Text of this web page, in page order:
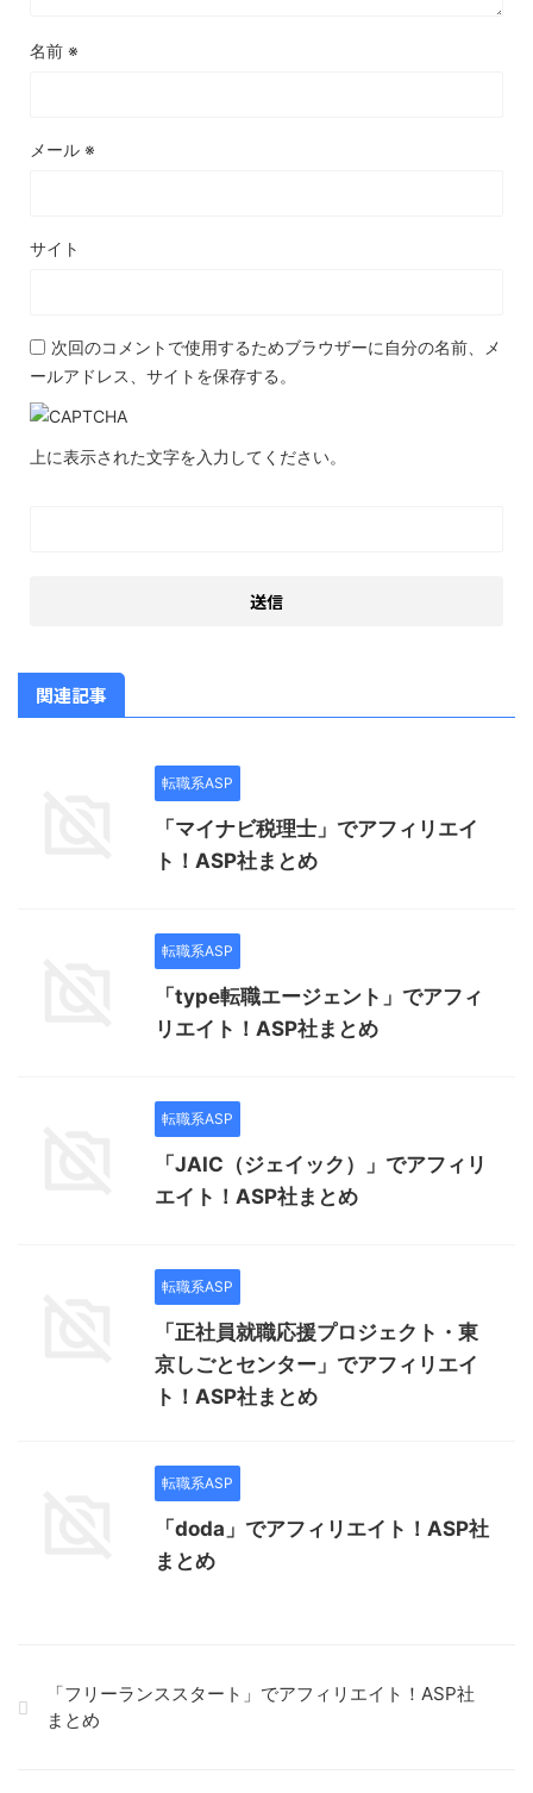
名前 ※
メール ※
サイト
次回のコメントで使用するためブラウザーに自分の名前、メ
ールアドレス、サイトを保存する。
上に表示された文字を入力してください。
関連記事
転職系ASP
「マイナビ税理士」でアフィリエイ
ト！ASP社まとめ
転職系ASP
「type転職エージェント」でアフィ
リエイト！ASP社まとめ
転職系ASP
「JAIC（ジェイック）」でアフィリ
エイト！ASP社まとめ
転職系ASP
「正社員就職応援プロジェクト・東
京しごとセンター」でアフィリエイ
ト！ASP社まとめ
転職系ASP
「doda」でアフィリエイト！ASP社
まとめ
「フリーランススタート」でアフィリエイト！ASP社
まとめ